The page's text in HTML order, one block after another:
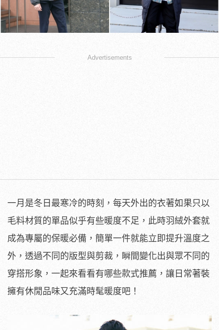
Advertisements
一月是冬日最寒冷的時刻，每天外出的衣著如果只以
毛料材質的單品似乎有些暖度不足，此時羽絨外套就
成為專屬的保暖必備，簡單一件就能立即提升溫度之
外，透過不同的版型與剪裁，瞬間變化出與眾不同的
穿搭形象，一起來看看有哪些款式推薦，讓日常著裝
擁有休閒品味又充滿時髦暖度吧！